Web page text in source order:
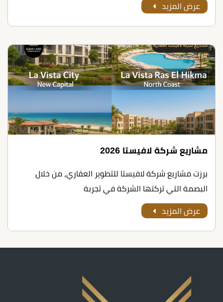
عرض المزيد
مشاريع شركة لافيستا 2026
برزت مشاريع شركة لافيستا للتطوير العقاري، من خلال
البصمة التي تركتها الشركة في تجربة
عرض المزيد